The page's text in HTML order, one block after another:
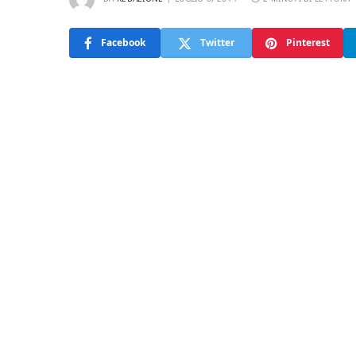
Facebook Twitter Pinterest